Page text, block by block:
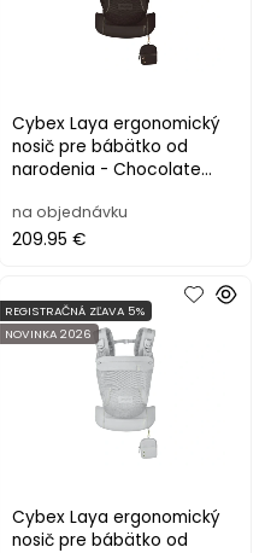
Cybex Laya ergonomický
nosič pre bábätko od
narodenia - Chocolate
na objednávku
209.95 €
Cybex Laya ergonomický
nosič pre bábätko od
REGISTRAČNÁ ZĽAVA 5%
NOVINKA 2026